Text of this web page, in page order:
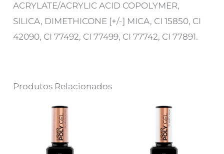
ACRYLATE/ACRYLIC ACID COPOLYMER,
SILICA, DIMETHICONE [+/-] MICA, CI 15850, CI
42090, CI 77492, CI 77499, CI 77742, CI 77891.
Produtos Relacionados